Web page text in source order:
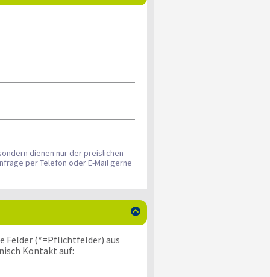
dienen nur der preislichen
per Telefon oder E-Mail gerne

Felder (*=Pflichtfelder) aus
Kontakt auf: